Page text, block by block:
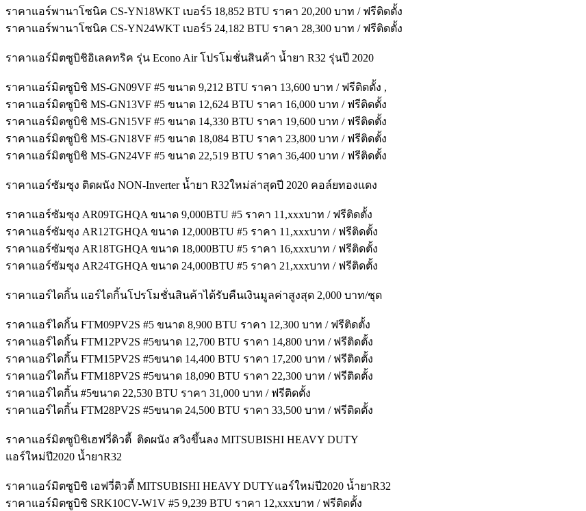
ราคาแอร์พานาโซนิค CS-YN18WKT เบอร์5 18,852 BTU ราคา 20,200 บาท / ฟรีติดตั้ง
ราคาแอร์พานาโซนิค CS-YN24WKT เบอร์5 24,182 BTU ราคา 28,300 บาท / ฟรีติดตั้ง
ราคาแอร์มิตซูบิชิอิเลคทริค รุ่น Econo Air โปรโมชั่นสินค้า น้ำยา R32 รุ่นปี 2020
ราคาแอร์มิตซูบิชิ MS-GN09VF #5 ขนาด 9,212 BTU ราคา 13,600 บาท / ฟรีติดตั้ง ,
ราคาแอร์มิตซูบิชิ MS-GN13VF #5 ขนาด 12,624 BTU ราคา 16,000 บาท / ฟรีติดตั้ง
ราคาแอร์มิตซูบิชิ MS-GN15VF #5 ขนาด 14,330 BTU ราคา 19,600 บาท / ฟรีติดตั้ง
ราคาแอร์มิตซูบิชิ MS-GN18VF #5 ขนาด 18,084 BTU ราคา 23,800 บาท / ฟรีติดตั้ง
ราคาแอร์มิตซูบิชิ MS-GN24VF #5 ขนาด 22,519 BTU ราคา 36,400 บาท / ฟรีติดตั้ง
ราคาแอร์ซัมซุง ติดผนัง NON-Inverter น้ำยา R32ใหม่ล่าสุดปี 2020 คอล์ยทองแดง
ราคาแอร์ซัมซุง AR09TGHQA ขนาด 9,000BTU #5 ราคา 11,xxxบาท / ฟรีติดตั้ง
ราคาแอร์ซัมซุง AR12TGHQA ขนาด 12,000BTU #5 ราคา 11,xxxบาท / ฟรีติดตั้ง
ราคาแอร์ซัมซุง AR18TGHQA ขนาด 18,000BTU #5 ราคา 16,xxxบาท / ฟรีติดตั้ง
ราคาแอร์ซัมซุง AR24TGHQA ขนาด 24,000BTU #5 ราคา 21,xxxบาท / ฟรีติดตั้ง
ราคาแอร์ไดกิ้น แอร์ไดกิ้นโปรโมชั่นสินค้าได้รับคืนเงินมูลค่าสูงสุด 2,000 บาท/ชุด
ราคาแอร์ไดกิ้น FTM09PV2S #5 ขนาด 8,900 BTU ราคา 12,300 บาท / ฟรีติดตั้ง
ราคาแอร์ไดกิ้น FTM12PV2S #5ขนาด 12,700 BTU ราคา 14,800 บาท / ฟรีติดตั้ง
ราคาแอร์ไดกิ้น FTM15PV2S #5ขนาด 14,400 BTU ราคา 17,200 บาท / ฟรีติดตั้ง
ราคาแอร์ไดกิ้น FTM18PV2S #5ขนาด 18,090 BTU ราคา 22,300 บาท / ฟรีติดตั้ง
ราคาแอร์ไดกิ้น #5ขนาด 22,530 BTU ราคา 31,000 บาท / ฟรีติดตั้ง
ราคาแอร์ไดกิ้น FTM28PV2S #5ขนาด 24,500 BTU ราคา 33,500 บาท / ฟรีติดตั้ง
ราคาแอร์มิตซูบิชิเฮฟวี่ดิวตี้ ติดผนัง สวิงขึ้นลง MITSUBISHI HEAVY DUTY
แอร์ใหม่ปี2020 น้ำยาR32
ราคาแอร์มิตซูบิชิ เอฟวี่ดิวตี้ MITSUBISHI HEAVY DUTYแอร์ใหม่ปี2020 น้ำยาR32
ราคาแอร์มิตซูบิชิ SRK10CV-W1V #5 9,239 BTU ราคา 12,xxxบาท / ฟรีติดตั้ง